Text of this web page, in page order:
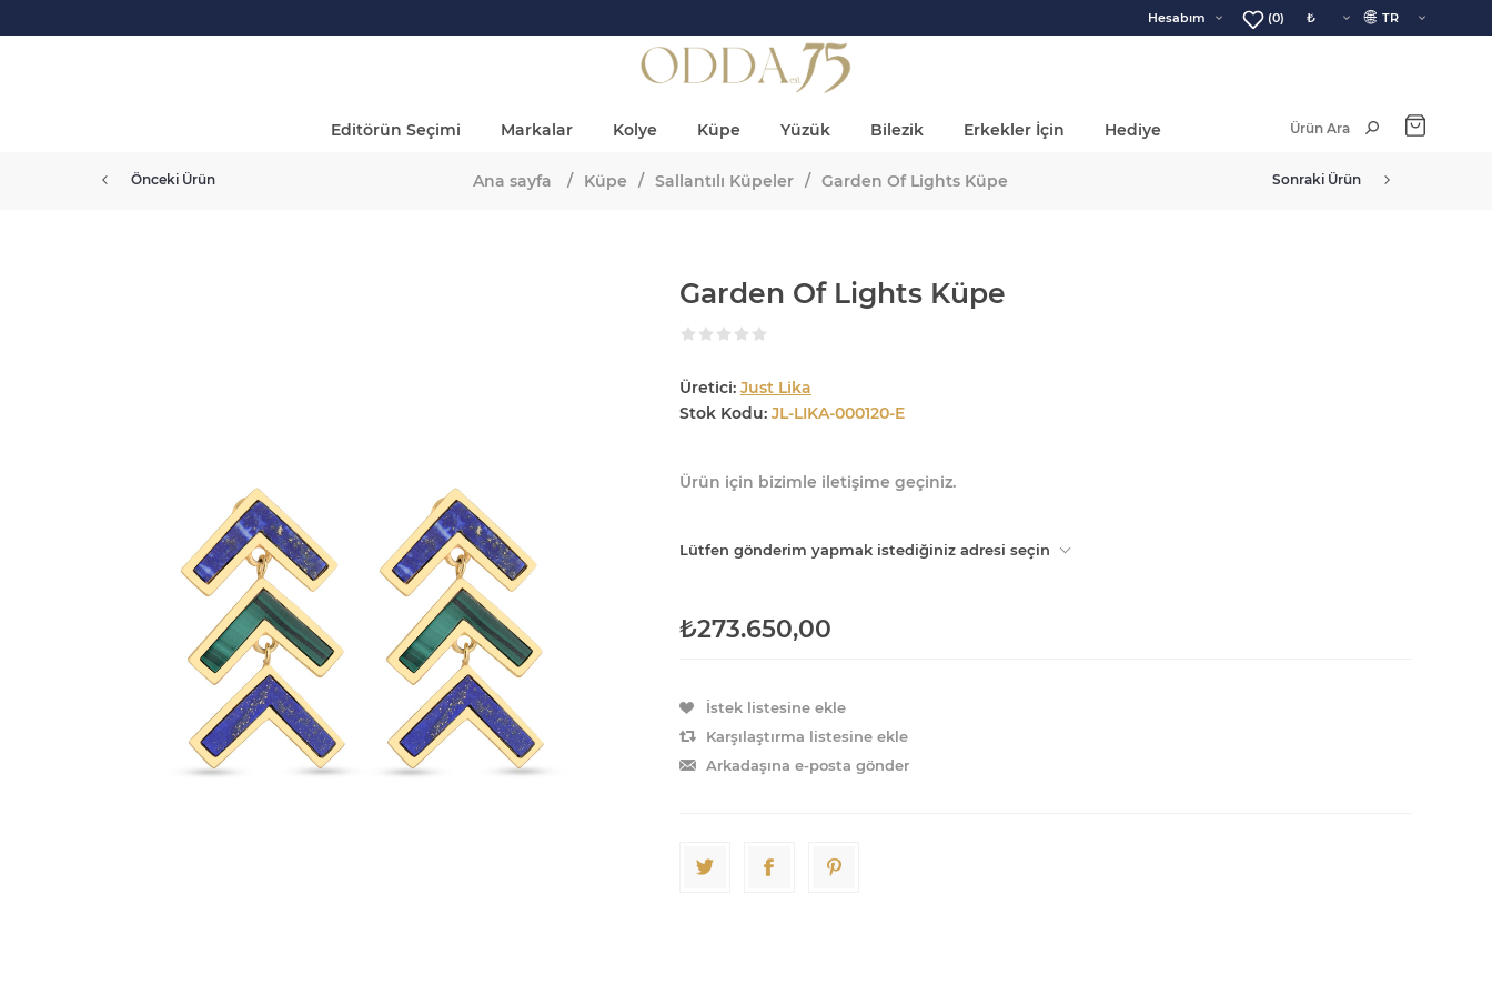
Hesabım (0) 🌐
Editörün Seçimi Markalar Kolye Küpe Yüzük Bilezik Erkekler İçin Hediye
Ana sayfa / Küpe / Sallantılı Küpeler / Garden Of Lights Küpe
Önceki Ürün Sonraki Ürün
Garden Of Lights Küpe
Üretici: Just Lika
Stok Kodu: JL-LIKA-000120-E
Ürün için bizimle iletişime geçiniz.
Lütfen gönderim yapmak istediğiniz adresi seçin
₺273.650,00
İstek listesine ekle
Karşılaştırma listesine ekle
Arkadaşına e-posta gönder